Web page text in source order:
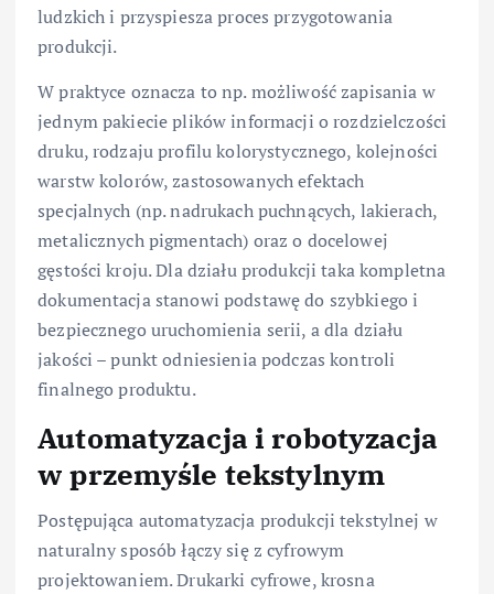
ludzkich i przyspiesza proces przygotowania
produkcji.
W praktyce oznacza to np. możliwość zapisania w
jednym pakiecie plików informacji o rozdzielczości
druku, rodzaju profilu kolorystycznego, kolejności
warstw kolorów, zastosowanych efektach
specjalnych (np. nadrukach puchnących, lakierach,
metalicznych pigmentach) oraz o docelowej
gęstości kroju. Dla działu produkcji taka kompletna
dokumentacja stanowi podstawę do szybkiego i
bezpiecznego uruchomienia serii, a dla działu
jakości – punkt odniesienia podczas kontroli
finalnego produktu.
Automatyzacja i robotyzacja
w przemyśle tekstylnym
Postępująca automatyzacja produkcji tekstylnej w
naturalny sposób łączy się z cyfrowym
projektowaniem. Drukarki cyfrowe, krosna